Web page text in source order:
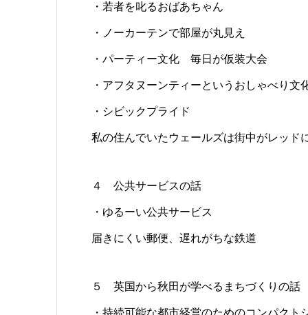
・若者を叱るおばあちゃん
・ノーカーテンで部屋が丸見え
・パーティー文化 毎日が仮装大会
・アフタヌーンティーというおしゃべり文
・シビックプライド
私の住んでいたウェールズは街中がレッド
４ 公共サービスの話
・ゆるーい公共サービス
届きにくい郵便、遅れがちな鉄道
５ 英国から秋田が学べるまちづくりの話
・持続可能な都市経営のためのコンパクト